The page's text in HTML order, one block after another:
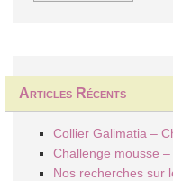
Articles Récents
Collier Galimatia –
Challenge mousse
Nos recherches sur